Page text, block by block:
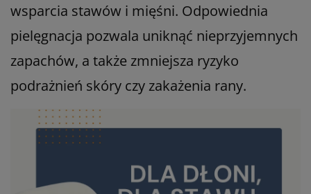
wsparcia stawów i mięśni. Odpowiednia
pielęgnacja pozwala uniknąć nieprzyjemnych
zapachów, a także zmniejsza ryzyko
podrażnień skóry czy zakażenia rany.